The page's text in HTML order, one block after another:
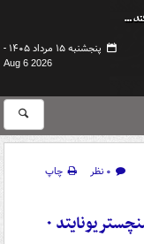
پنجشنبه ۱۵ مرداد ۱۴۰۵ -
Aug 6 2026
۰ نظر
چاپ